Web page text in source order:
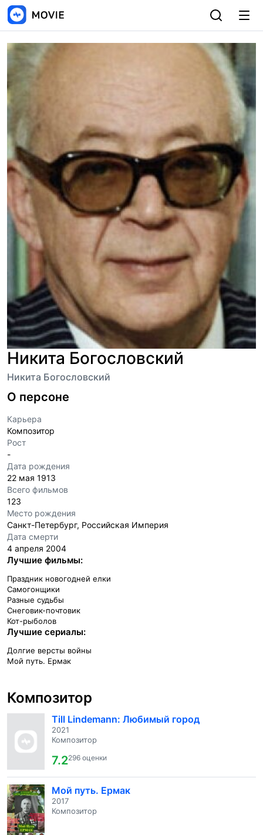
Никита Богословский
Никита Богословский
О персоне
Карьера
Композитор
Рост
-
Дата рождения
22 мая 1913
Всего фильмов
123
Место рождения
Санкт-Петербург, Российская Империя
Дата смерти
4 апреля 2004
Лучшие фильмы:
Праздник новогодней елки
Самогонщики
Разные судьбы
Снеговик-почтовик
Кот-рыболов
Лучшие сериалы:
Долгие версты войны
Мой путь. Ермак
Композитор
Till Lindemann: Любимый город
2021
Композитор
7.2296 оценки
Мой путь. Ермак
2017
Композитор